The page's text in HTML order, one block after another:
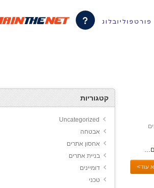
פורטפוליובלוג
עוד>
קטגוריות
Uncategorized
אבטחה
אחסון אתרים
בניית אתרים
דומיינים
טכני